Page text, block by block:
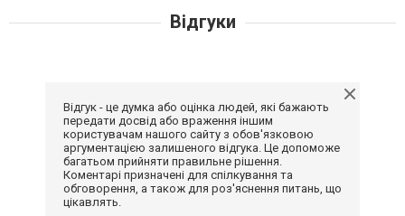
Відгуки
Відгук - це думка або оцінка людей, які бажають
передати досвід або враження іншим
користувачам нашого сайту з обов'язковою
аргументацією залишеного відгука. Це допоможе
багатьом прийняти правильне рішення.
Коментарі призначені для спілкування та
обговорення, а також для роз'яснення питань, що
цікавлять.